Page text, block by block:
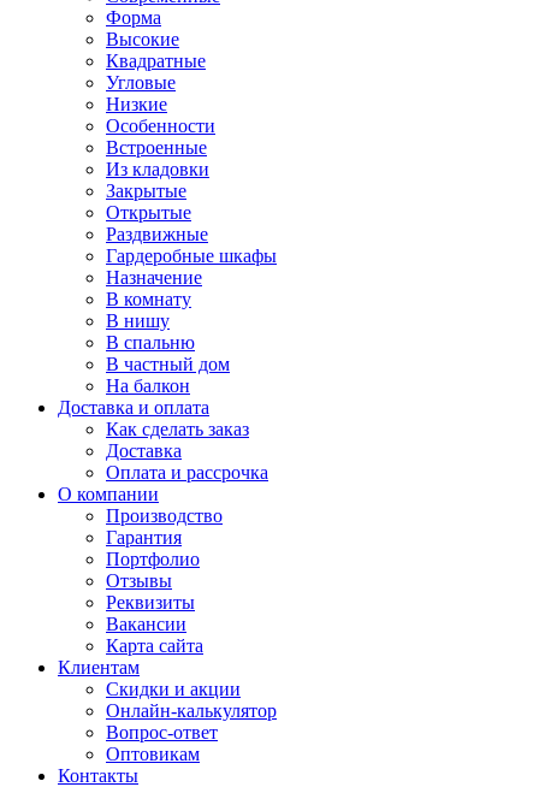
Форма
Высокие
Квадратные
Угловые
Низкие
Особенности
Встроенные
Из кладовки
Закрытые
Открытые
Раздвижные
Гардеробные шкафы
Назначение
В комнату
В нишу
В спальню
В частный дом
На балкон
Доставка и оплата
Как сделать заказ
Доставка
Оплата и рассрочка
О компании
Производство
Гарантия
Портфолио
Отзывы
Реквизиты
Вакансии
Карта сайта
Клиентам
Скидки и акции
Онлайн-калькулятор
Вопрос-ответ
Оптовикам
Контакты